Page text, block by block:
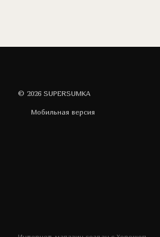
© 2026 SUPERSUMKA
Мобильная версия